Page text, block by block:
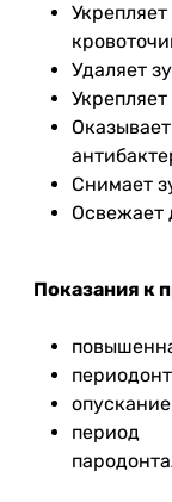
Удаляет
Снимает
Освежает
Показания к